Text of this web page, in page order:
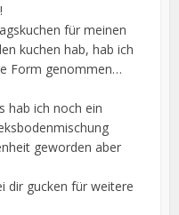
für meinen
kuchen hab, hab ich
Form genommen…
hab ich noch ein
geworden aber
dir gucken für weitere